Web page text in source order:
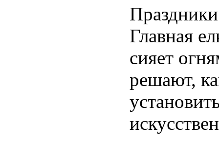
Главная
сияет
решают,